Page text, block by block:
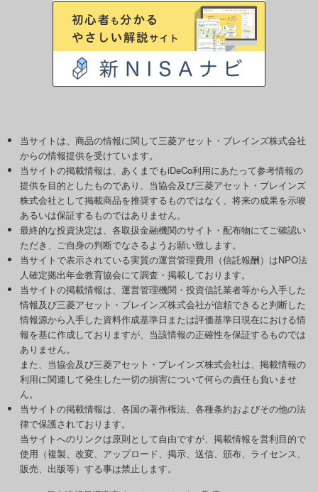
当サイトは、商品の情報に関して三菱アセット・ブレインズ株式会社
からの情報提供を受けています。
当サイトの掲載情報は、あくまでもiDeCo利用にあたって参考情報の
提供を目的としたものであり、当協会及び三菱アセット・ブレインズ
株式会社として掲載商品を推奨するものではなく、将来の成果を示唆
あるいは保証するものではありません。
最終的な投資決定は、各取扱金融機関のサイト・配布物にてご確認い
ただき、ご自身の判断でなさるようお願い致します。
当サイトで表示されている実質の運営管理費用（信託報酬）はNPO法
人確定拠出年金教育協会にて調査・掲載しております。
当サイトの掲載情報は、運営管理機関・投資信託業者等から入手した
情報及び三菱アセット・ブレインズ株式会社が信頼できると判断した
情報源から入手した資料作成基準日または評価基準日現在における情
報を基に作成しておりますが、当該情報の正確性を保証するものでは
ありません。
また、当協会及び三菱アセット・ブレインズ株式会社は、掲載情報の
利用に関連して発生した一切の損害について何らの責任も負いませ
ん。
当サイトの掲載情報は、各国の著作権法、各種条約およびその他の法
律で保護されております。
当サイトへのリンクは原則として自由ですが、掲載情報を営利目的で
使用（複製、改変、アップロード、掲示、送信、頒布、ライセンス、
販売、出版等）する事は禁止します。